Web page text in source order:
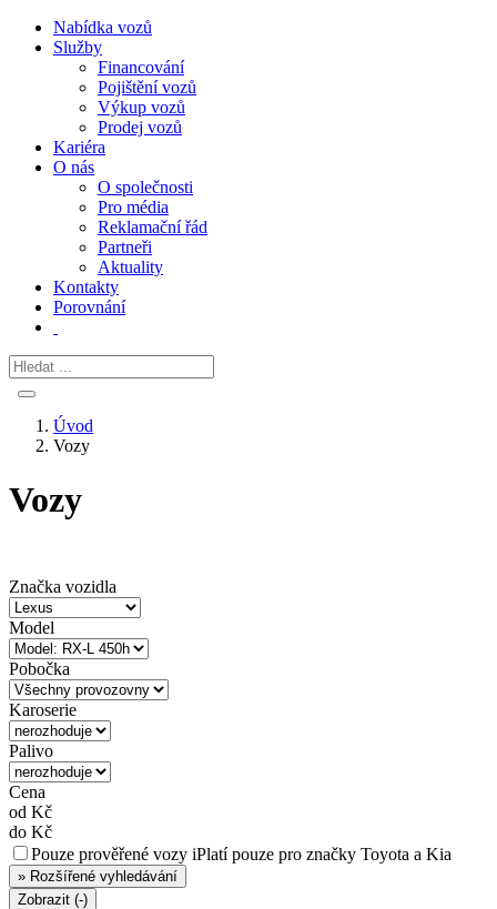
Nabídka vozů
Služby
Financování
Pojištění vozů
Výkup vozů
Prodej vozů
Kariéra
O nás
O společnosti
Pro média
Reklamační řád
Partneři
Aktuality
Kontakty
Porovnání
Úvod
Vozy
Vozy
Značka vozidla
Model
Pobočka
Karoserie
Palivo
Cena
od Kč
do Kč
Pouze prověřené vozy iPlatí pouze pro značky Toyota a Kia
» Rozšířené vyhledávání
Zobrazit (-)